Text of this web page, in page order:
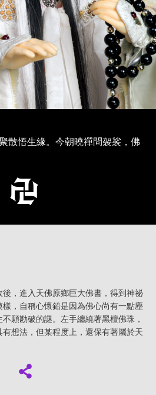
散悟生緣。今朝曉禪問袈裟，佛
，進入天佛原鄉巨大佛書，得到神祕
，自稱心懷鉛是因為佛心尚有一點塵
願勘破的謎。左手纏繞著黑檀佛珠，
想法，但某程度上，還保有著屬於天